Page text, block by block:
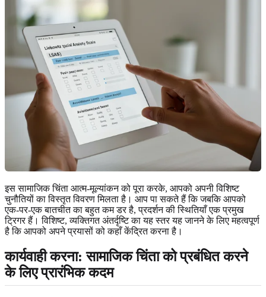
इस सामाजिक चिंता आत्म-मूल्यांकन को पूरा करके, आपको अपनी विशिष्ट
चुनौतियों का विस्तृत विवरण मिलता है। आप पा सकते हैं कि जबकि आपको
एक-पर-एक बातचीत का बहुत कम डर है, प्रदर्शन की स्थितियाँ एक प्रमुख
ट्रिगर हैं। विशिष्ट, व्यक्तिगत अंतर्दृष्टि का यह स्तर यह जानने के लिए महत्वपूर्ण
है कि आपको अपने प्रयासों को कहाँ केंद्रित करना है।
कार्यवाही करना: सामाजिक चिंता को प्रबंधित करने
के लिए प्रारंभिक कदम